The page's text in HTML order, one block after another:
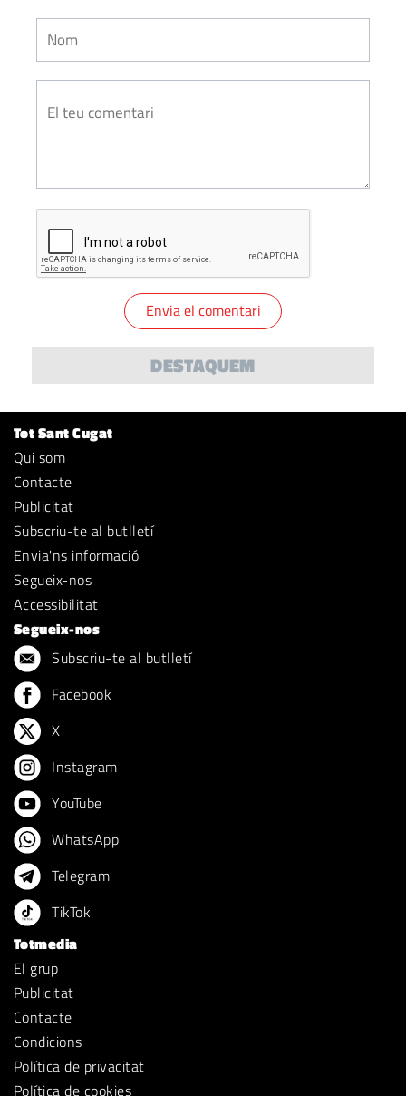
DESTAQUEM
Tot Sant Cugat
Qui som
Contacte
Publicitat
Subscriu-te al butlletí
Envia'ns informació
Segueix-nos
Accessibilitat
Segueix-nos
Subscriu-te al butlletí
Facebook
X
Instagram
YouTube
WhatsApp
Telegram
TikTok
Totmedia
El grup
Publicitat
Contacte
Condicions
Política de privacitat
Política de cookies